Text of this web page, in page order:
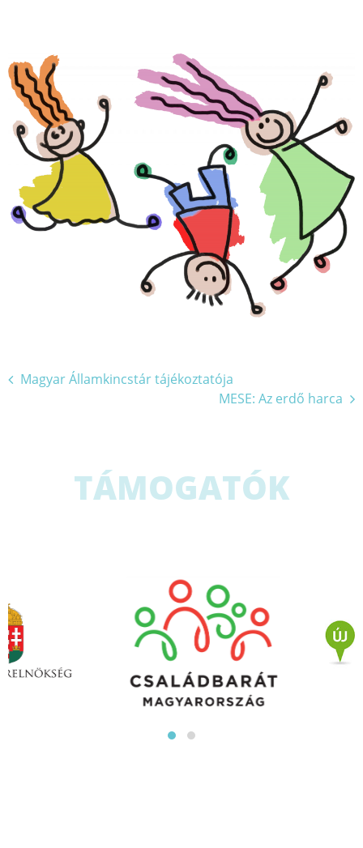
Bejegyzés
Magyar Államkincstár tájékoztatója
MESE: Az erdő harca
TÁMOGATÓK